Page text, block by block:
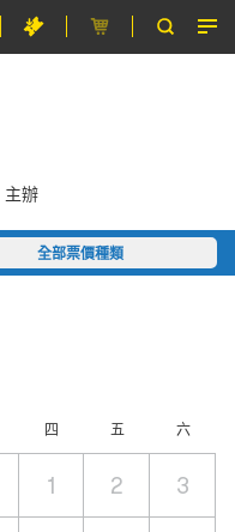
主辦
全部票價種類
四 五 六
1 2 3